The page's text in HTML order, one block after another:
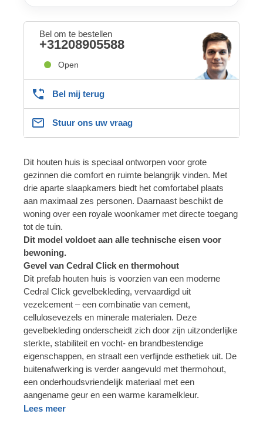
Bel om te bestellen
+31208905588
Open
Bel mij terug
Stuur ons uw vraag
Dit houten huis is speciaal ontworpen voor grote
gezinnen die comfort en ruimte belangrijk vinden. Met
drie aparte slaapkamers biedt het comfortabel plaats
aan maximaal zes personen. Daarnaast beschikt de
woning over een royale woonkamer met directe toegang
tot de tuin.
Dit model voldoet aan alle technische eisen voor
bewoning.
Gevel van Cedral Click en thermohout
Dit prefab houten huis is voorzien van een moderne
Cedral Click gevelbekleding, vervaardigd uit
vezelcement – een combinatie van cement,
cellulosevezels en minerale materialen. Deze
gevelbekleding onderscheidt zich door zijn uitzonderlijke
sterkte, stabiliteit en vocht- en brandbestendige
eigenschappen, en straalt een verfijnde esthetiek uit. De
buitenafwerking is verder aangevuld met thermohout,
een onderhoudsvriendelijk materiaal met een
aangename geur en een warme karamelkleur.
Lees meer